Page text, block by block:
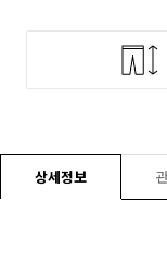
상세정보